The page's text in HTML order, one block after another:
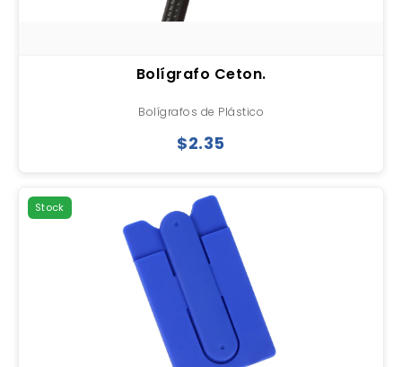
Bolígrafo Ceton.
Bolígrafos de Plástico
$2.35
Stock